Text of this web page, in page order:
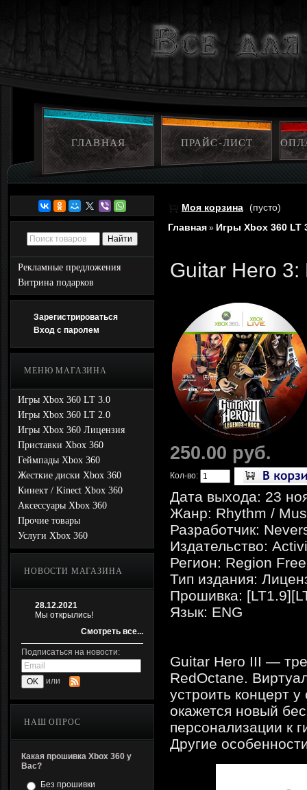
ГЛАВНАЯ ПРАЙС-ЛИСТ
Рекламные предложения
Витрина подарков
Зарегистрироваться
Вход с паролем
МЕНЮ МАГАЗИНА
Игры Xbox 360 LT 3.0
Игры Xbox 360 LT 2.0
Игры Xbox 360 Лицензия
Приставки Xbox 360
Геймпады Xbox 360
Жесткие диски Xbox 360
Кинект / Kinect Xbox 360
Аксессуары Xbox 360
Прочие товары
Услуги Xbox 360
НОВОСТИ МАГАЗИНА
28.12.2021
Мы открылись!
Смотреть все...
Подписаться на новости:
или
НАШ ОПРОС
Какая прошивка Xbox 360 у
Вас?
Без прошивки
Моя корзина (пусто)
Главная » Игры Xbox 360 LT
Guitar Hero 3:
250.00 руб.
Кол-во:
Дата выхода: 23
Жанр: Rhythm /
Разработчик:
Издательство:
Регион: Region Free
Тип издания:
Прошивка:
Язык: ENG
Guitar Hero III —
RedOctane.
устроить концерт
окажется новый
персонализации к
Другие